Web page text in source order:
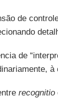
de
de
recognitio